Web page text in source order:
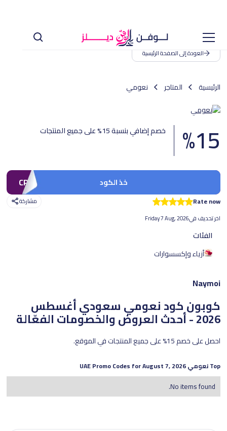
العودة إلى الصفحة الرئيسية
الرئيسية المتاجر نعومي
15
% خصم إضافي بنسبة 15% على جميع المنتجات
CP195 خذ الكود
Rate now
مشاركة
اخر تحديف فيFriday 7 Aug, 2026
الفئات
أزياء وإكسسوارات
Naymoi
كوبون كود نعومي سعوديأغسطس
2026 - أحدث العروض والخصومات الفعّالة
احصل على خصم 15% على جميع المنتجات في الموقع.
TopنعوميUAE Promo Codes for
August 7, 2026
No items found.